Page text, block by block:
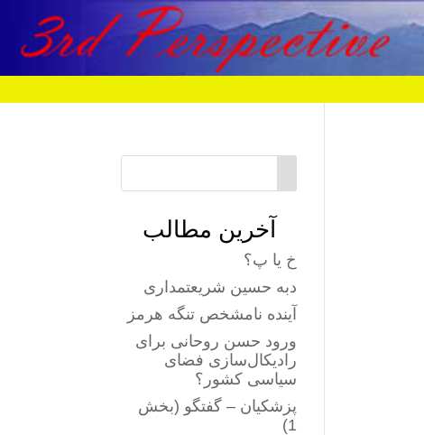
آخرین مطالب
خ یا پ؟
دبه حسین شریعتمداری
آینده نامشخص تنگه هرمز
ورود حسن روحانی برای
رادیکال‌سازی فضای
سیاسی کشور؟
پزشکیان – گفتگو (بخش
1)